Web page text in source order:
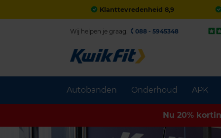
Klanttevredenheid 8,9
Autobanden Onderhoud APK
Wij helpen je graag. 088 - 5945348
Nu 20%